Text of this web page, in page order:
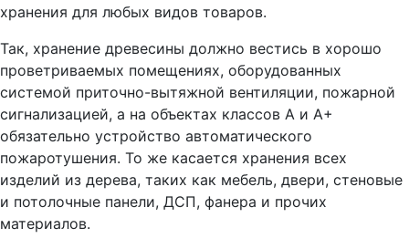
хранения для любых видов товаров.
Так, хранение древесины должно вестись в хорошо
проветриваемых помещениях, оборудованных
системой приточно-вытяжной вентиляции, пожарной
сигнализацией, а на объектах классов А и А+
обязательно устройство автоматического
пожаротушения. То же касается хранения всех
изделий из дерева, таких как мебель, двери, стеновые
и потолочные панели, ДСП, фанера и прочих
материалов.